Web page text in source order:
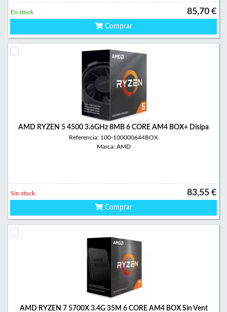
85,70 €
En stock
Comprar
AMD RYZEN 5 4500 3.6GHz 8MB 6 CORE AM4 BOX+ Disipa
Referencia: 100-100000644BOX
Marca: AMD
83,55 €
Sin stock
Comprar
AMD RYZEN 7 5700X 3.4G 35M 6 CORE AM4 BOX Sin Vent